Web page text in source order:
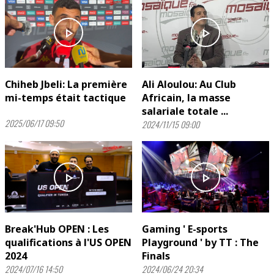
play_arrow
Chiheb Jbeli: La première
mi-temps était tactique
2025/06/17 09:50
play_arrow
Ali Aloulou: Au Club
Africain, la masse
salariale totale ...
2024/11/15 09:00
play_arrow
Break'Hub OPEN : Les
qualifications à l'US OPEN
2024
2024/07/16 14:50
play_arrow
Gaming ' E-sports
Playground ' by TT : The
Finals
2024/06/24 20:34